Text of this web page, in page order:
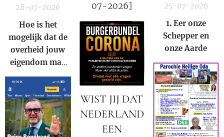
28-07-2026
Hoe is het
mogelijk dat de
overheid jouw
eigendom mag
afpakken voor
de winst van een
multinational?
07-2026]
WIST JIJ DAT
NEDERLAND
EEN
25-07-2026
1. Eer onze
Schepper en
onzeAarde